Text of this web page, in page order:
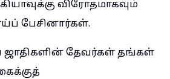
விரோதமாகவும்
பேசினார்கள்.
தேவர்கள் தங்கள்